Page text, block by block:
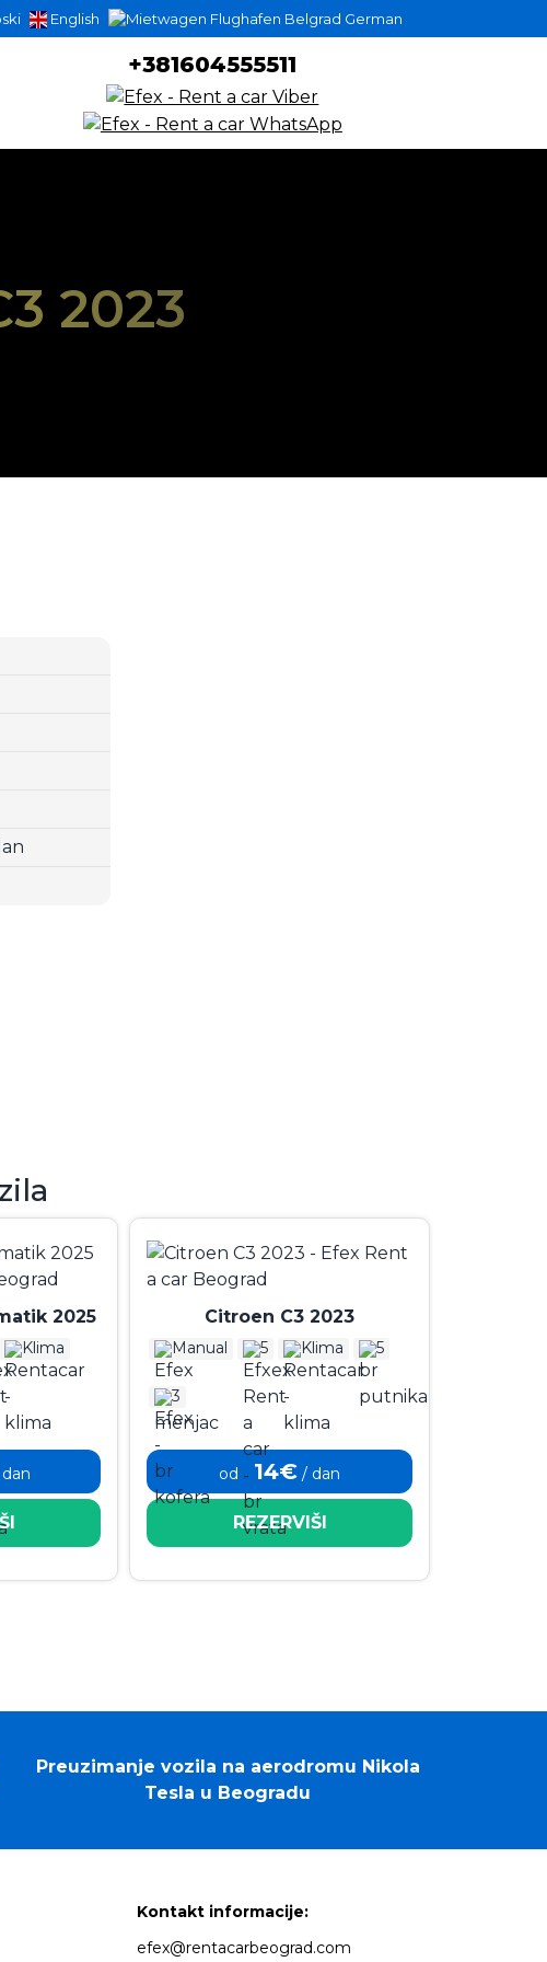
English German
+381604555511
2023
2025
Klima
Citroen C3 2023
Manual 5 Klima 5
3
od 14€ / dan
REZERVIŠI
Preuzimanje vozila na aerodromu Nikola
Tesla u Beogradu
Kontakt informacije:
efex@rentacarbeograd.com